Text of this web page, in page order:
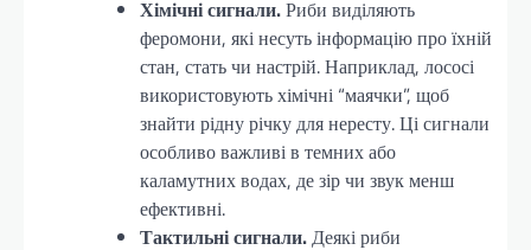
Хімічні сигнали.Риби виділяють
феромони, які несуть інформацію про їхній
стан, стать чи настрій. Наприклад, лососі
використовують хімічні “маячки”, щоб
знайти рідну річку для нересту. Ці сигнали
особливо важливі в темних або
каламутних водах, де зір чи звук менш
ефективні.
Тактильні сигнали.Деякі риби